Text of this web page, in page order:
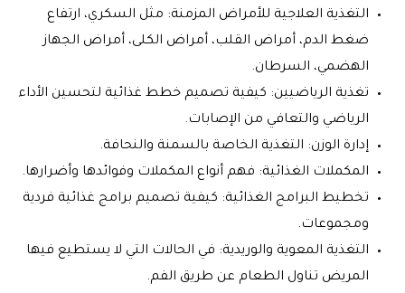
التغذية العلاجية للأمراض المزمنة: مثل السكري، ارتفاع
ضغط الدم، أمراض القلب، أمراض الكلى، أمراض الجهاز
الهضمي، السرطان.
تغذية الرياضيين: كيفية تصميم خطط غذائية لتحسين الأداء
الرياضي والتعافي من الإصابات.
إدارة الوزن: التغذية الخاصة بالسمنة والنحافة.
المكملات الغذائية: فهم أنواع المكملات وفوائدها وأضرارها.
تخطيط البرامج الغذائية: كيفية تصميم برامج غذائية فردية
ومجموعات.
التغذية المعوية والوريدية: في الحالات التي لا يستطيع فيها
المريض تناول الطعام عن طريق الفم.